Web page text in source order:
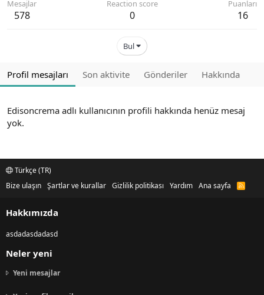
Mesajlar
578
Reaction score
0
Puanları
16
Bul
Profil mesajları Son aktivite Gönderiler Hakkında
Edisoncrema adlı kullanıcının profili hakkında henüz mesaj
yok.
Türkçe (TR)
Bize ulaşın Şartlar ve kurallar Gizlilik politikası Yardım Ana sayfa
R
Hakkımızda
asdadasdadasd
Neler yeni
Yeni mesajlar